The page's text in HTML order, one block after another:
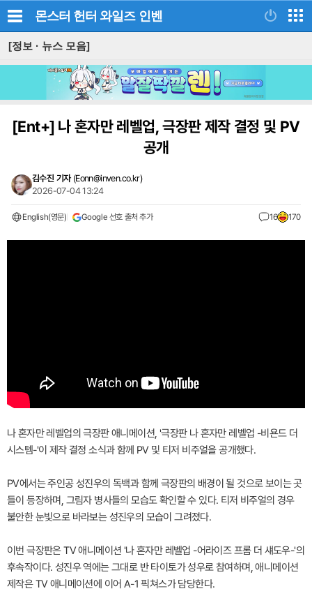
몬스터 헌터 와일즈 인벤
[정보 · 뉴스 모음]
[Ent+]나 혼자만 레벨업, 극장판 제작 결정 및 PV
공개
김수진 기자 (Eonn@inven.co.kr)
2026-07-04 13:24
English(영문) Google 선호 출처 추가 16 170
나 혼자만 레벨업의 극장판 애니메이션, '극장판 나 혼자만 레벨업 -비욘드 더
시스템-'이 제작 결정 소식과 함께 PV 및 티저 비주얼을 공개했다.
PV에서는 주인공 성진우의 독백과 함께 극장판의 배경이 될 것으로 보이는 곳
들이 등장하며, 그림자 병사들의 모습도 확인할 수 있다. 티저 비주얼의 경우
불안한 눈빛으로 바라보는 성진우의 모습이 그려졌다.
이번 극장판은 TV 애니메이션 '나 혼자만 레벨업 -어라이즈 프롬 더 섀도우-'의
후속작이다. 성진우 역에는 그대로 반 타이토가 성우로 참여하며, 애니메이션
제작은 TV 애니메이션에 이어 A-1 픽쳐스가 담당한다.